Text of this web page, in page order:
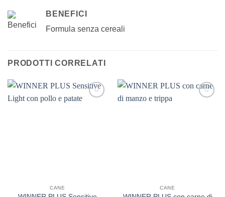
BENEFICI
Formula senza cereali
PRODOTTI CORRELATI
CANE CANE